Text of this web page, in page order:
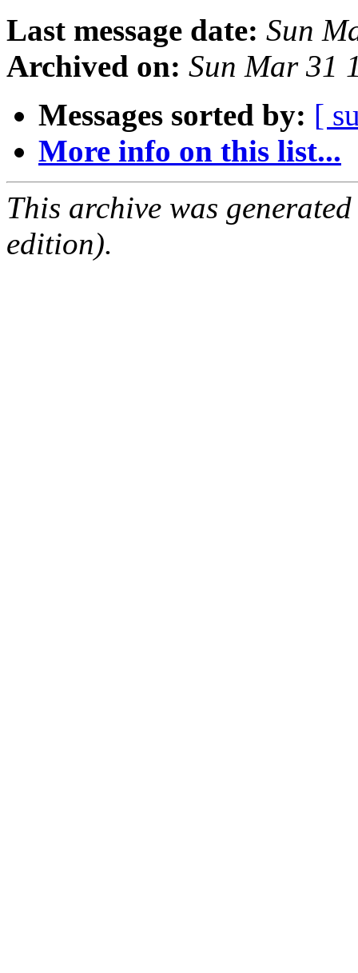
Last message date: Sun
Archived on: Sun Mar 31
Messages sorted by: [
More info on this list...
This archive was
edition).